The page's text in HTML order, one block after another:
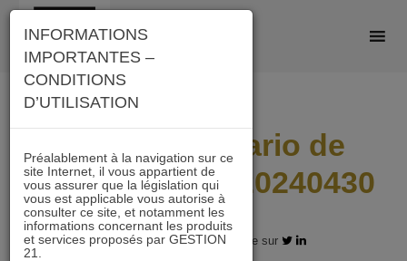
Skip
content
I21_ID_Scenario de
performance_20240430
17.12.2024 - Partagez l'article sur
INFORMATIONS
IMPORTANTES –
CONDITIONS
D’UTILISATION
Préalablement à la navigation sur ce
site Internet, il vous appartient de
vous assurer que la législation qui
vous est applicable vous autorise à
consulter ce site, et notamment les
informations concernant les produits
et services proposés par GESTION
21.